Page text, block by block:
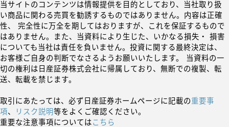
当サイトのコンテンツは情報提供を目的としており、当社取り扱
い商品に関わる売買を勧誘するものではありません。内容は正確
性、 完全性に万全を期してはおりますが、これを保証するもので
はありません。また、当資料により生じた、いかなる損失・ 損害
についても当社は責任を負いません。投資に関する最終決定は、
お客様ご自身の判断でなさるようお願いいたします。 当資料の一
切の権利は日産証券株式会社に帰属しており、無断での複製、転
送、転載を禁じます。
取引にあたっては、必ず日産証券ホームページに記載の重要事
項、 リスク説明等をよくご確認ください。
重要な注意事項についてはこちら